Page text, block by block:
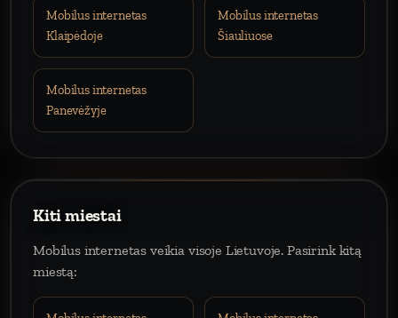
Mobilus internetas
Klaipėdoje
Mobilus internetas
Šiauliuose
Mobilus internetas
Panevėžyje
Kiti miestai
Mobilus internetas veikia visoje Lietuvoje. Pasirink kitą
miestą: